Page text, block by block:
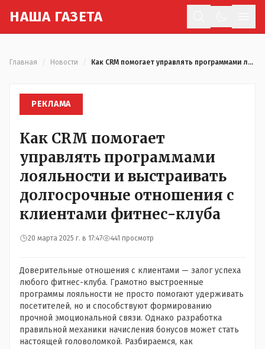
НАША ГАЗЕТА
Главная Новости Как CRM помогает управлять программами лояльности и выстраивать долгосрочные отношения с клиентами фитнес-клуба
РЕКЛАМА
Как CRM помогает
управлять программами
лояльности и выстраивать
долгосрочные отношения с
клиентами фитнес-клуба
20 марта 2025 г. в 17:47 441 просмотр
Доверительные отношения с клиентами — залог успеха
любого фитнес-клуба. Грамотно выстроенные
программы лояльности не просто помогают удерживать
посетителей, но и способствуют формированию
прочной эмоциональной связи. Однако разработка
правильной механики начисления бонусов может стать
настоящей головоломкой. Разбираемся, как